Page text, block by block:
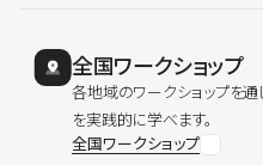
全国ワークショップ
各地域のワークショップを
を実践的に学べます。
全国ワークショップ